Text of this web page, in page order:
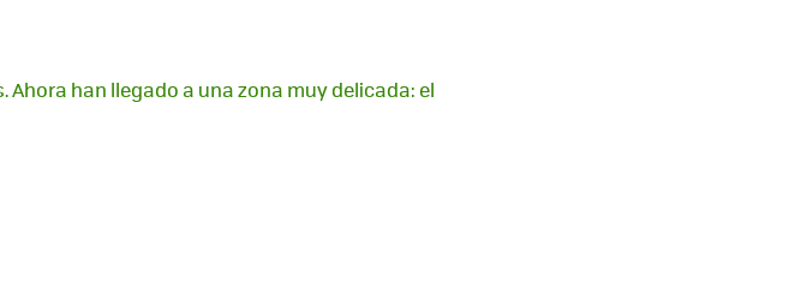
han llegado a una zona muy delicada: el